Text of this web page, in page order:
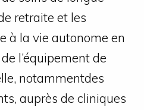
retraite et les
à la vie autonome en
l’équipement de
notammentdes
auprès de cliniques